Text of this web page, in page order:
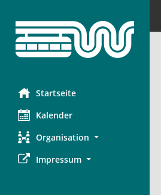
Startseite
Kalender
Organisation
Impressum